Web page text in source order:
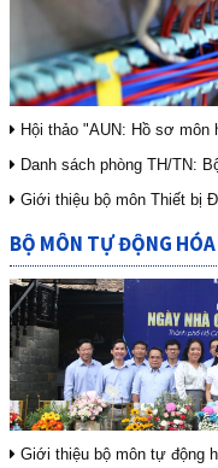
Hội thảo "AUN: Hồ sơ môn
Danh sách phòng TH/TN:
Giới thiệu bộ môn Thiết bị
BỘ MÔN TỰ ĐỘNG HÓA
Giới thiệu bộ môn tự động